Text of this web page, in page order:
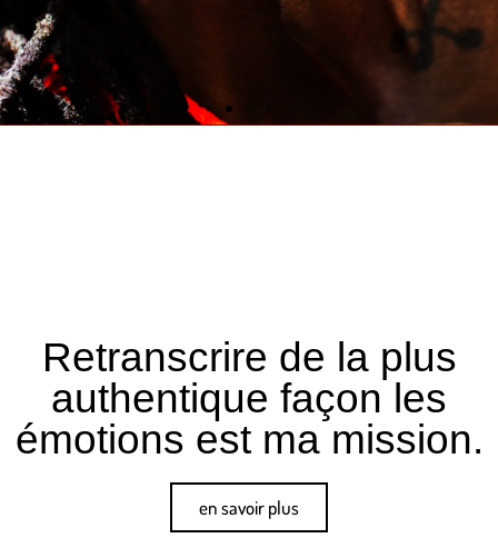
Retranscrire de la plus
authentique façon les
émotions est ma mission.
en savoir plus